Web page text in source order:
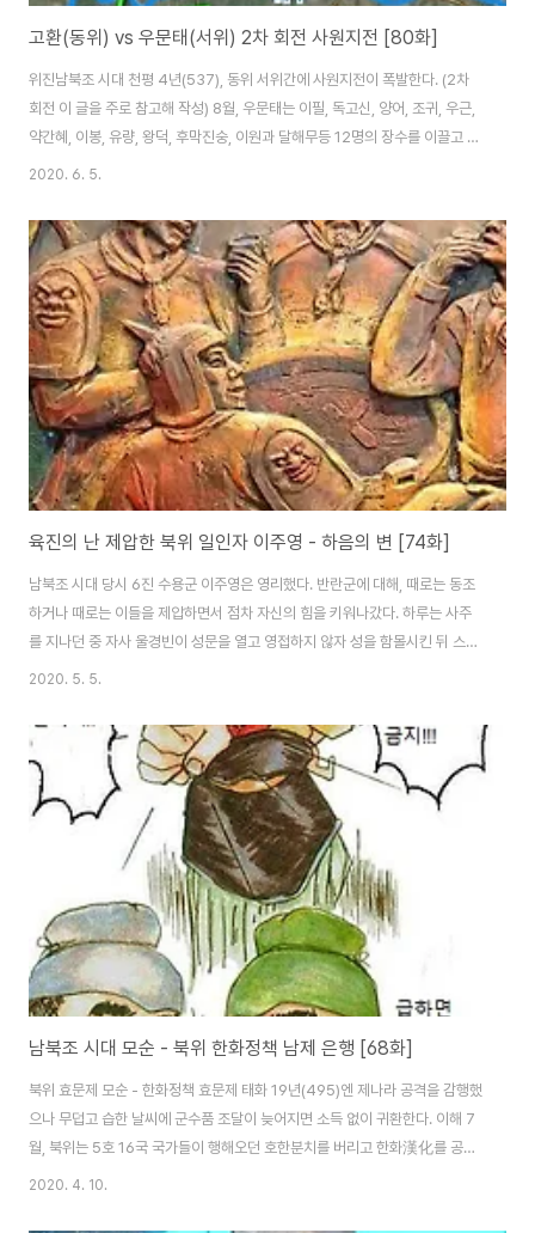
고환(동위) vs 우문태(서위) 2차 회전 사원지전 [80화]
위진남북조 시대 천평 4년(537), 동위 서위간에 사원지전이 폭발한다. (2차
회전 이 글을 주로 참고해 작성) 8월, 우문태는 이필, 독고신, 양어, 조귀, 우근,
약간혜, 이봉, 유량, 왕덕, 후막진숭, 이원과 달해무등 12명의 장수를 이끌고 동
위로 진격한다. 병력이 동관에 이르렀을 때, 우문태는 병사들 앞에서 맹세하며
모두 여러 병사에게 달려 있다. 무기와 전마를 잘 정돈하여, 혈전에 대비하라.
재물을 탐하거나 적을 경시하거나, 흉포하게 행동하는 것은 허락하지 않는다.
명령을 따르는 자에게는 상을 내리고, 명령을 어기는 자는 죽일 것이다!" 바로
우근을 동정선봉으로 삼아, 그날로 반두(盤豆, 지금의 허남성 양평의 서북)..
2020. 6. 5.
육진의 난 제압한 북위 일인자 이주영 - 하음의 변 [74화]
남북조 시대 당시 6진 수용군 이주영은 영리했다. 반란군에 대해, 때로는 동조
하거나 때로는 이들을 제압하면서 점차 자신의 힘을 키워나갔다. 하루는 사주
를 지나던 중 자사 울경빈이 성문을 열고 영접하지 않자 성을 함몰시킨 뒤 스스
로 자사를 배치했다. 북위 조정은 별다른 조처를 하지 않았는데, 못했다는 것이
란이 심화하였다. 흉포한 영태후가 북위를 망치고 있던 것이었다. 수용군의 이
주영은 틈을 타 세를 확장하기 위해 반군 진압에 나서겠다 여러 차례 요청했으
나 매번 거절당했다. 이주영의 세력이 부담스러웠던 영태후는 군 내부의 분열
을 일으키기 위해 이주영 휘하의 군신에게 녹봉을 내리려 했으나 이주영은 이
를 간파하고 큰 원한을 품게 되었다...
2020. 5. 5.
남북조 시대 모순 - 북위 한화정책 남제 은행 [68화]
북위 효문제 모순 - 한화정책 효문제 태화 19년(495)엔 제나라 공격을 감행했
으나 무덥고 습한 날씨에 군수품 조달이 늦어지면 소득 없이 귀환한다. 이해 7
월, 북위는 5호 16국 국가들이 행해오던 호한분치를 버리고 한화漢化를 공식
적으로 천명한다. 물물교환 방식을 버리고 태화오수전을 주조해 화폐 개혁을
2020. 4. 10.